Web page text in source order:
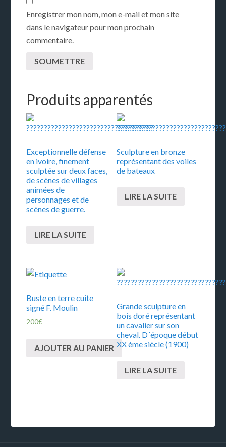
Enregistrer mon nom, mon e-mail et mon site
dans le navigateur pour mon prochain
commentaire.
Produits apparentés
Exceptionnelle défense
en ivoire, finement
sculptée sur deux faces,
de scènes de villages
animées de
personnages et de
scènes de guerre.
LIRE LA SUITE
Sculpture en bronze
représentant des voiles
de bateaux
LIRE LA SUITE
Buste en terre cuite
signé F. Moulin
200€
AJOUTER AU PANIER
Grande sculpture en
bois doré représentant
un cavalier sur son
cheval. D´époque début
XX ème siècle (1900)
LIRE LA SUITE